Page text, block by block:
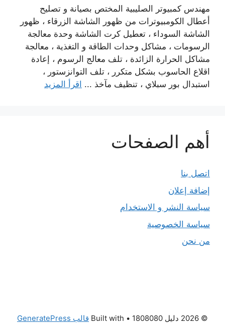
مهندس كمبيوتر الصليبية المختص بصيانة و تصليح
أعطال الكومبيوترات من ظهور الشاشة الزرقاء ، ظهور
الشاشة السوداء ، تعطيل كرت الشاشة وحدة معالجة
الرسومات ، مشاكل وحدات الطاقة و التغذية ، معالجة
مشاكل الحرارة الزائدة ، تلف معالج الرسوم ، إعادة
اقلاع الحاسوب بشكل متكرر ، تلف التوانزستور ،
استبدال بور سبلاي ، تنظيف مآخذ ... اقرأ المزيد
أهم الصفحات
اتصل بنا
إضافة إعلان
سياسة النشر و الاستخدام
سياسة الخصوصية
من نحن
© 2026 دليل 1808080 • Built with قالب GeneratePress